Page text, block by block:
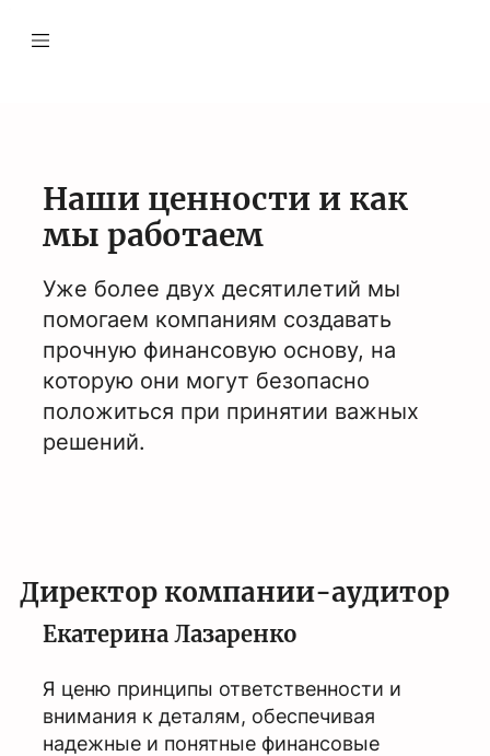
Наши ценности и как
мы работаем
Уже более двух десятилетий мы
помогаем компаниям создавать
прочную финансовую основу, на
которую они могут безопасно
положиться при принятии важных
решений.
Директор компании-аудитор
Екатерина Лазаренко
Я ценю принципы ответственности и
внимания к деталям, обеспечивая
надежные и понятные финансовые